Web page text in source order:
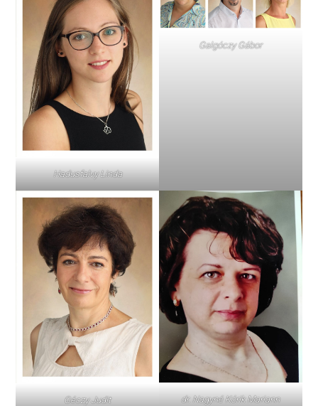
Hadusfalvy Linda
Galgóczy Gábor
Géczy Judit dr. Nagyné Kórik Mariann